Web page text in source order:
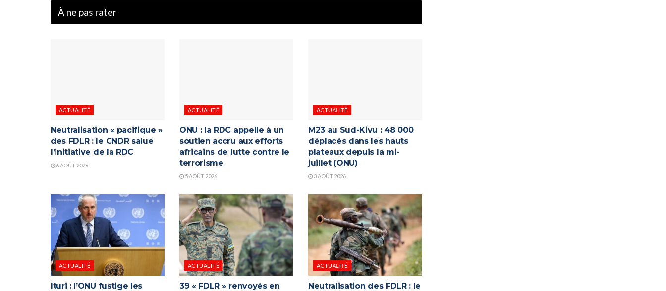
À ne pas rater
ACTUALITÉ
Neutralisation « pacifique »
des FDLR : le CNDR salue
l’initiative de la RDC
6 AOÛT 2026
ACTUALITÉ
ONU : la RDC appelle à un
soutien accru aux efforts
africains de lutte contre le
terrorisme
5 AOÛT 2026
ACTUALITÉ
M23 au Sud-Kivu : 48 000
déplacés dans les hauts
plateaux depuis la mi-
juillet (ONU)
3 AOÛT 2026
ACTUALITÉ
Ituri : l’ONU fustige les
ACTUALITÉ
39 « FDLR » renvoyés en
ACTUALITÉ
Neutralisation des FDLR : le